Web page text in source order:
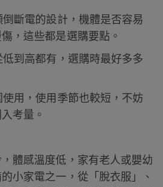
斷電的設計，機體是否容易
，這些都是選購要點。
到高都有，選購時最好多多
用，使用季節也較短，不妨
考量。
體感溫度低，家有老人或嬰幼
小家電之一，從「脫衣服」、